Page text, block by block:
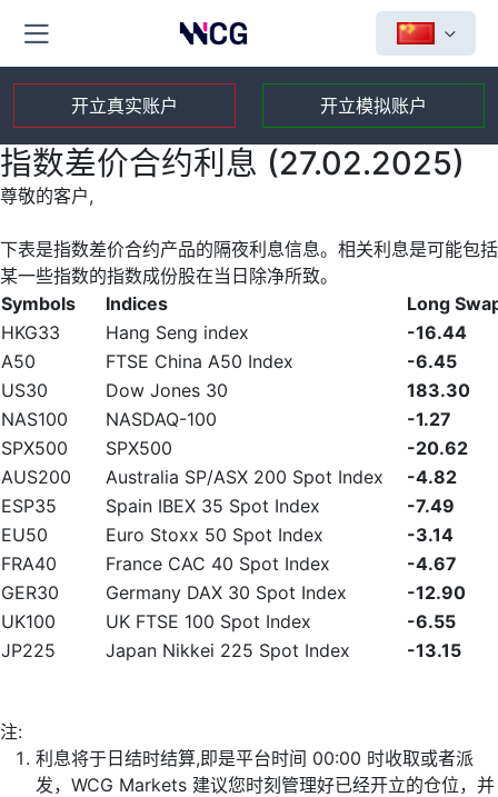
开立真实账户 开立模拟账户
指数差价合约利息 (27.02.2025)
尊敬的客户,
下表是指数差价合约产品的隔夜利息信息。相关利息是可能包括
某一些指数的指数成份股在当日除净所致。
Symbols
Indices
Long
HKG33
Hang Seng index
-16.44
A50
FTSE China A50 Index
-6.45
US30
Dow Jones 30
183.30
NAS100
NASDAQ-100
-1.27
SPX500
SPX500
-20.62
AUS200
Australia SP/ASX 200 Spot Index
-4.82
ESP35
Spain IBEX 35 Spot Index
-7.49
EU50
Euro Stoxx 50 Spot Index
-3.14
FRA40
France CAC 40 Spot Index
-4.67
GER30
Germany DAX 30 Spot Index
-12.90
UK100
UK FTSE 100 Spot Index
-6.55
JP225
Japan Nikkei 225 Spot Index -13.15
注:
利息将于日结时结算,即是平台时间 00:00 时收取或者派
发，WCG Markets 建议您时刻管理好已经开立的仓位，并